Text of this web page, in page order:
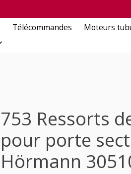
Télécommandes
Moteurs
753 Ressorts
pour porte
Hörmann